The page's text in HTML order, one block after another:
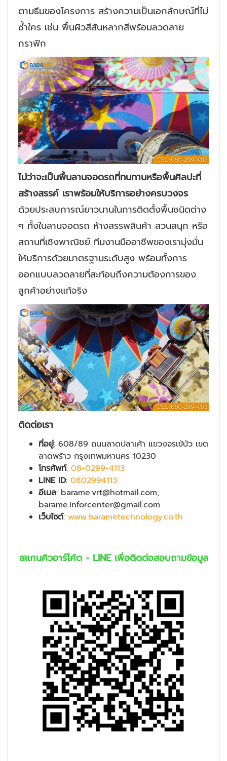
ตามธีมของโครงการ สร้างความเป็นเอกลักษณ์ที่ไม่
ซ้ำใคร เช่น พื้นผิวสีสันหลากสีพร้อมลวดลาย
กราฟิก
ไม่ว่าจะเป็นพื้นลานจอดรถที่ทนทานหรือพื้นศิลปะที่
สร้างสรรค์ เราพร้อมให้บริการอย่างครบวงจร
ด้วยประสบการณ์ยาวนานในการติดตั้งพื้นชนิดต่าง
ๆ ทั้งในลานจอดรถ ห้างสรรพสินค้า สวนสนุก หรือ
สถานที่เชิงพาณิชย์ ทีมงานมืออาชีพของเรามุ่งมั่น
ให้บริการด้วยมาตรฐานระดับสูง พร้อมทั้งการ
ออกแบบลวดลายที่สะท้อนถึงความต้องการของ
ลูกค้าอย่างแท้จริง
ติดต่อเรา
ที่อยู่: 608/89 ถนนลาดปลาเค้า แขวงจรเข้บัว เขต
ลาดพร้าว กรุงเทพมหานคร 10230
โทรศัพท์: 08-0299-4113
LINE ID: 0802994113
อีเมล: barame.vrt@hotmail.com,
barame.inforcenter@gmail.com
เว็บไซต์: www.barametechnology.co.th
สแกนคิวอาร์โค้ด - LINE เพื่อติดต่อสอบถามข้อมูล